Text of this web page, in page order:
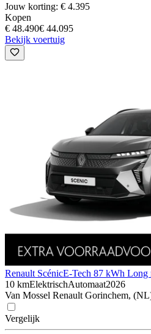
Jouw korting: € 4.395
Kopen
€ 48.490€ 44.095
Bekijk voertuig
Renault ScénicE-Tech 87 kWh Long
10 kmElektrischAutomaat2026
Van Mossel Renault Gorinchem,
Vergelijk